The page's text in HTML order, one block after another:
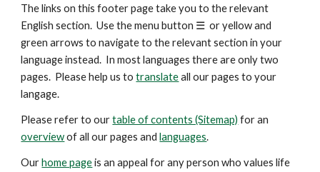
The links on this footer page take you to the relevant
English section. Use the menu button ☰or yellow and
green arrows to navigate to the relevant section in your
language instead. In most languages there are only two
pages. Please help us totranslateall our pages to your
langage.
Please refer to ourtable of contents (Sitemap) for an
overviewof all our pages andlanguages.
Ourhome pageis an appeal for any person who values life